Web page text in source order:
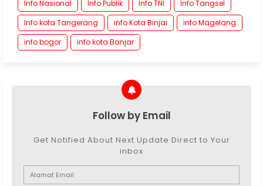
Info Nasional
Info Publik Info TNI
Info Tangsel
Info kota Tangerang
info Kota Binjai
info Magelang
info bogor
info kota Banjar
Follow by Email
Get Notified About Next Update Direct to Your
inbox